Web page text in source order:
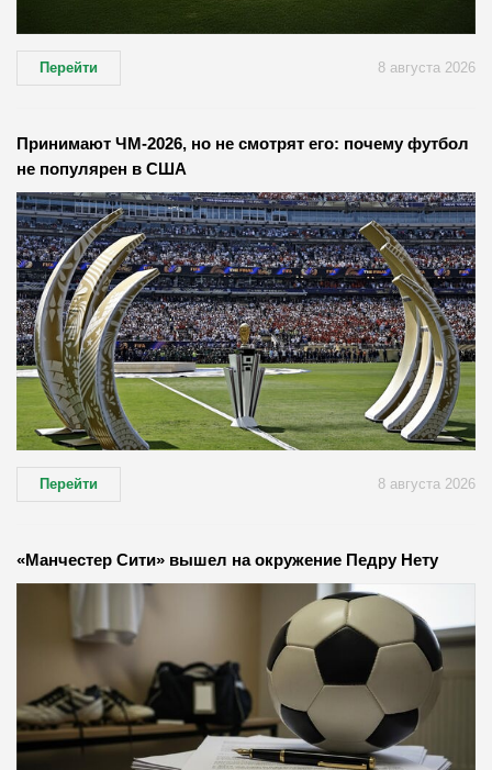
Перейти 8 августа 2026
Принимают ЧМ-2026, но не смотрят его: почему футбол
не популярен в США
Перейти 8 августа 2026
«Манчестер Сити» вышел на окружение Педру Нету